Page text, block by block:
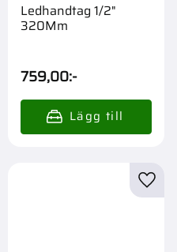
Ledhandtag 1/2"
320Mm
759,00:-
till i favoriter